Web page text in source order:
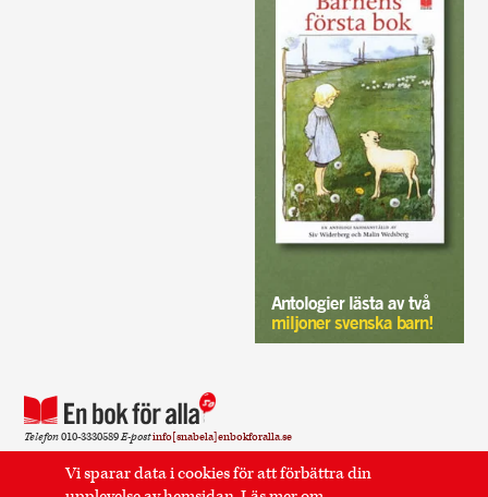
Vi sparar data i cookies för att förbättra din
Antologier lästa av två
miljoner svenska barn!
Telefon010-3330589E-postinfo[snabela]enbokforalla.se
Sidan använder cookies. Läs mer